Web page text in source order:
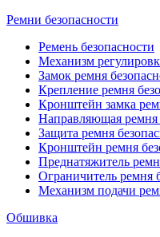
Ремни безопасности
Ремень безопасности
Механизм
Замок ремня
Крепление ремня
Кронштейн замка
Направляющая ремня
Защита ремня
Кронштейн ремня
Преднатяжитель
Ограничитель ремня
Механизм подачи
Обшивка